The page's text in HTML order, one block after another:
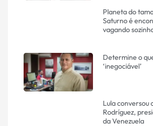
Planeta do
Saturno é
vagando
Determine o
‘inegociável’
Lula conversou
Rodríguez,
da Venezuela